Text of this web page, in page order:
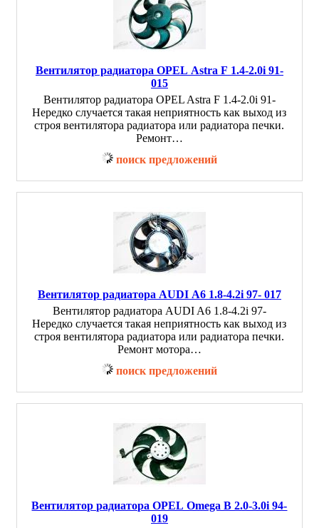
Вентилятор радиатора OPEL Astra F 1.4-2.0i 91-
015
Вентилятор радиатора OPEL Astra F 1.4-2.0i 91-
Нередко случается такая неприятность как выход из
строя вентилятора радиатора или радиатора печки.
Ремонт…
поиск предложений
Вентилятор радиатора AUDI A6 1.8-4.2i 97- 017
Вентилятор радиатора AUDI A6 1.8-4.2i 97-
Нередко случается такая неприятность как выход из
строя вентилятора радиатора или радиатора печки.
Ремонт мотора…
поиск предложений
Вентилятор радиатора OPEL Omega B 2.0-3.0i 94-
019